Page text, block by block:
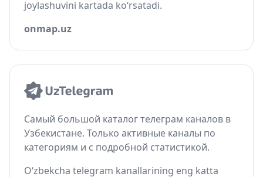
joylashuvini kartada ko‘rsatadi.
onmap.uz
Самый большой каталог телеграм каналов в
Узбекистане. Только активные каналы по
категориям и с подробной статистикой.
O‘zbekcha telegram kanallarining eng katta